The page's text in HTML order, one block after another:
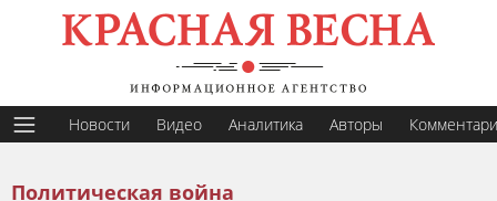
Новости Видео Аналитика Авторы
Политическая война